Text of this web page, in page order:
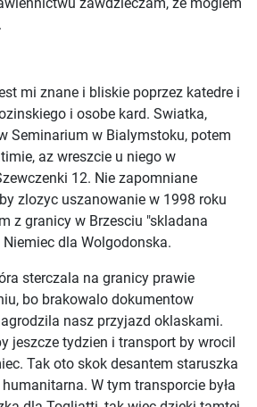
mi znane i bliskie poprzez katedre i
i osobe kard. Swiatka,
Seminarium w Bialymstoku, potem
az wreszcie u niego w
12. Nie zapomniane
zlozyc uszanowanie w 1998 roku
z granicy w Brzesciu "skladana
dla Wolgodonska.
sterczala na granicy prawie
bo brakowalo dokumentow
nasz przyjazd oklaskami.
jeszcze tydzien i transport by wrocil
Tak oto skok desantem staruszka
W tym transporcie była